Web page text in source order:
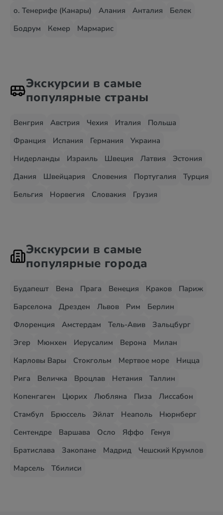
о. Тенерифе (Канары)
Алания Анталия
Белек
Бодрум
Кемер Мармарис
Экскурсии в самые
популярные страны
Венгрия Австрия Чехия Италия
Польша
Франция
Испания Германия
Украина
Нидерланды
Израиль Швеция Латвия
Эстония
Дания
Швейцария Словения Португалия
Турция
Бельгия
Норвегия Словакия Грузия
Экскурсии в самые
популярные города
Будапешт Вена Прага Венеция Краков
Париж
Барселона
Дрезден Львов Рим
Берлин
Флоренция
Амстердам Тель-Авив
Зальцбург
Эгер
Мюнхен Иерусалим Верона
Милан
Карловы Вары
Стокгольм Мертвое море
Ницца
Рига
Величка Вроцлав Нетания
Таллин
Копенгаген
Цюрих Любляна Пиза
Лиссабон
Стамбул
Брюссель Эйлат Неаполь
Нюрнберг
Сентендре
Варшава Осло Яффо
Генуя
Братислава
Закопане Мадрид
Чешский Крумлов
Марсель
Тбилиси